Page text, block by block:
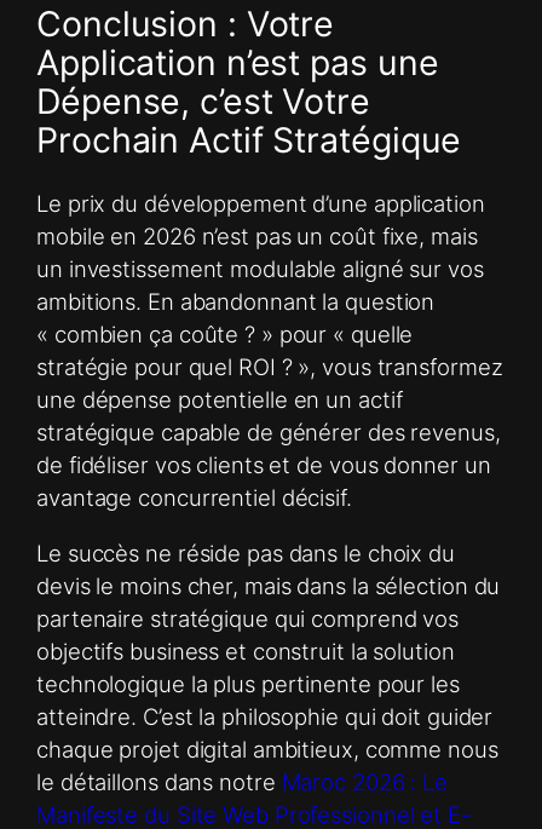
Conclusion : Votre
Application n’est pas une
Dépense, c’est Votre
Prochain Actif Stratégique
Le prix du développement d’une application
mobile en 2026 n’est pas un coût fixe, mais
un investissement modulable aligné sur vos
ambitions. En abandonnant la question
« combien ça coûte ? » pour « quelle
stratégie pour quel ROI ? », vous transformez
une dépense potentielle en un actif
stratégique capable de générer des revenus,
de fidéliser vos clients et de vous donner un
avantage concurrentiel décisif.
Le succès ne réside pas dans le choix du
devis le moins cher, mais dans la sélection du
partenaire stratégique qui comprend vos
objectifs business et construit la solution
technologique la plus pertinente pour les
atteindre. C’est la philosophie qui doit guider
chaque projet digital ambitieux, comme nous
le détaillons dans notre Maroc 2026 : Le
Manifeste du Site Web Professionnel et E-